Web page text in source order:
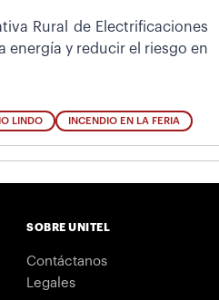
Rural de Electrificaciones
energía y reducir el riesgo en
LINDO INCENDIO EN LA FERIA
SOBRE UNITEL
Contáctanos
Legales